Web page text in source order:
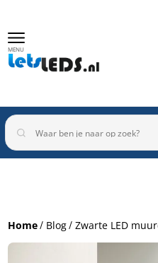
MENU
Inbouwspots
Home Blog Zwarte LED